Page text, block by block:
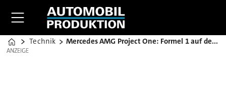
Home
Technik Mercedes AMG Project One: Formel 1 auf der Straße
ANZEIGE
ANZEIGE